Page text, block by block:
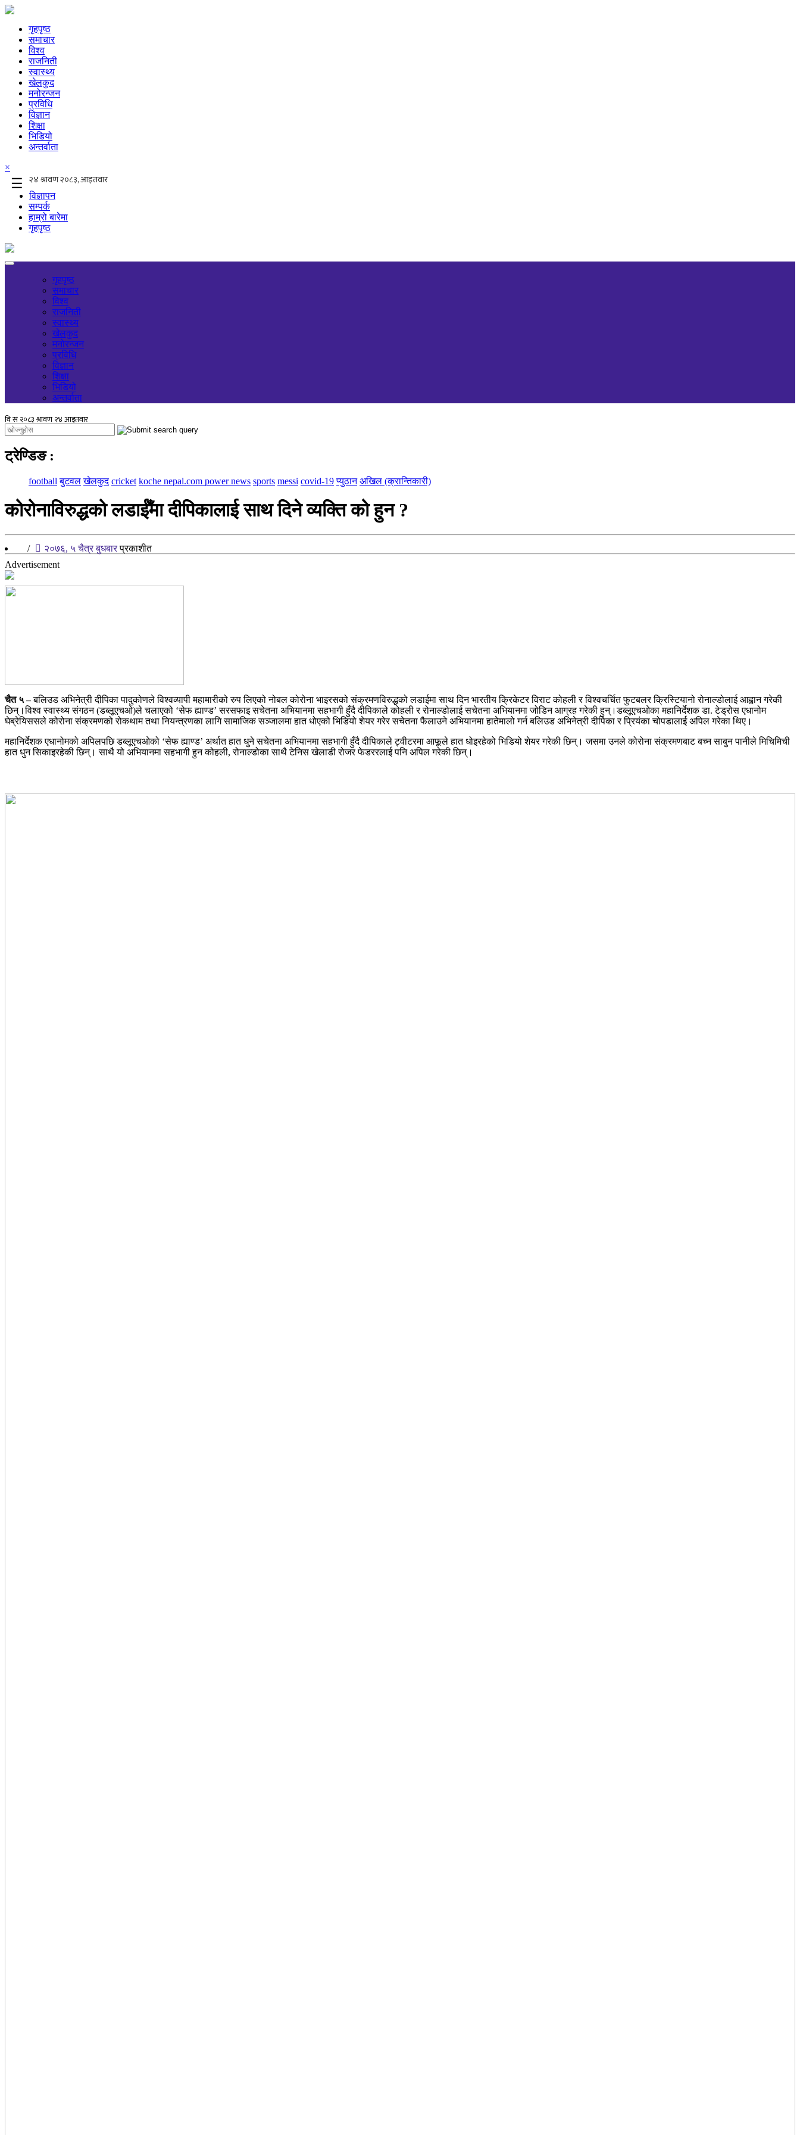
गृहपृष्ठ
समाचार
विश्व
राजनिती
स्वास्थ्य
खेलकुद
मनोरन्जन
प्रविधि
विज्ञान
शिक्षा
भिडियो
अन्तर्वाता
×
☰
विज्ञापन
सम्पर्क
हाम्रो बारेमा
गृहपृष्ठ
गृहपृष्ठ
समाचार
विश्व
राजनिती
स्वास्थ्य
खेलकुद
मनोरन्जन
प्रविधि
विज्ञान
शिक्षा
भिडियो
अन्तर्वाता
ट्रेण्डिङ :
football बुटवल खेलकुद cricket koche nepal.com power news sports messi covid-19 प्युठान अखिल (क्रान्तिकारी)
कोरोनाविरुद्धको लडाईँमा दीपिकालाई साथ दिने व्यक्ति को हुन ?
/ २०७६, ५ चैत्र बुधबारप्रकाशीत
Advertisement
चैत ५ –बलिउड अभिनेत्री दीपिका पादुकोणले विश्वव्यापी महामारीको रुप लिएको नोबल कोरोना भाइरसको संक्रमणविरुद्धको लडाईमा साथ दिन भारतीय क्रिकेटर विराट कोहली र विश्वचर्चित फुटबलर क्रिस्टियानो रोनाल्डोलाई आह्वान गरेकी
छिन्।विश्व स्वास्थ्य संगठन (डब्लूएचओ)ले चलाएको ‘सेफ ह्याण्ड’ सरसफाइ सचेतना अभियानमा सहभागी हुँदै दीपिकाले कोहली र रोनाल्डोलाई सचेतना अभियानमा जोडिन आग्रह गरेकी हुन्।डब्लूएचओका महानिर्देशक डा. टेड्रोस एधानोम
घेब्रेयिससले कोरोना संक्रमणको रोकथाम तथा नियन्त्रणका लागि सामाजिक सञ्जालमा हात धोएको भिडियो शेयर गरेर सचेतना फैलाउने अभियानमा हातेमालो गर्न बलिउड अभिनेत्री दीपिका र प्रियंका चोपडालाई अपिल गरेका थिए।
महानिर्देशक एधानोमको अपिलपछि डब्लूएचओको ‘सेफ ह्याण्ड’ अर्थात हात धुने सचेतना अभियानमा सहभागी हुँदै दीपिकाले ट्वीटरमा आफूले हात धोइरहेको भिडियो शेयर गरेकी छिन्। जसमा उनले कोरोना संक्रमणबाट बच्न साबुन पानीले मिचिमिची
हात धुन सिकाइरहेकी छिन्। साथै यो अभियानमा सहभागी हुन कोहली, रोनाल्डोका साथै टेनिस खेलाडी रोजर फेडररलाई पनि अपिल गरेकी छिन्।